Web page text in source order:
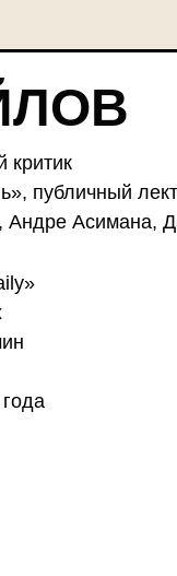
критик
публичный
Андре Асимана,